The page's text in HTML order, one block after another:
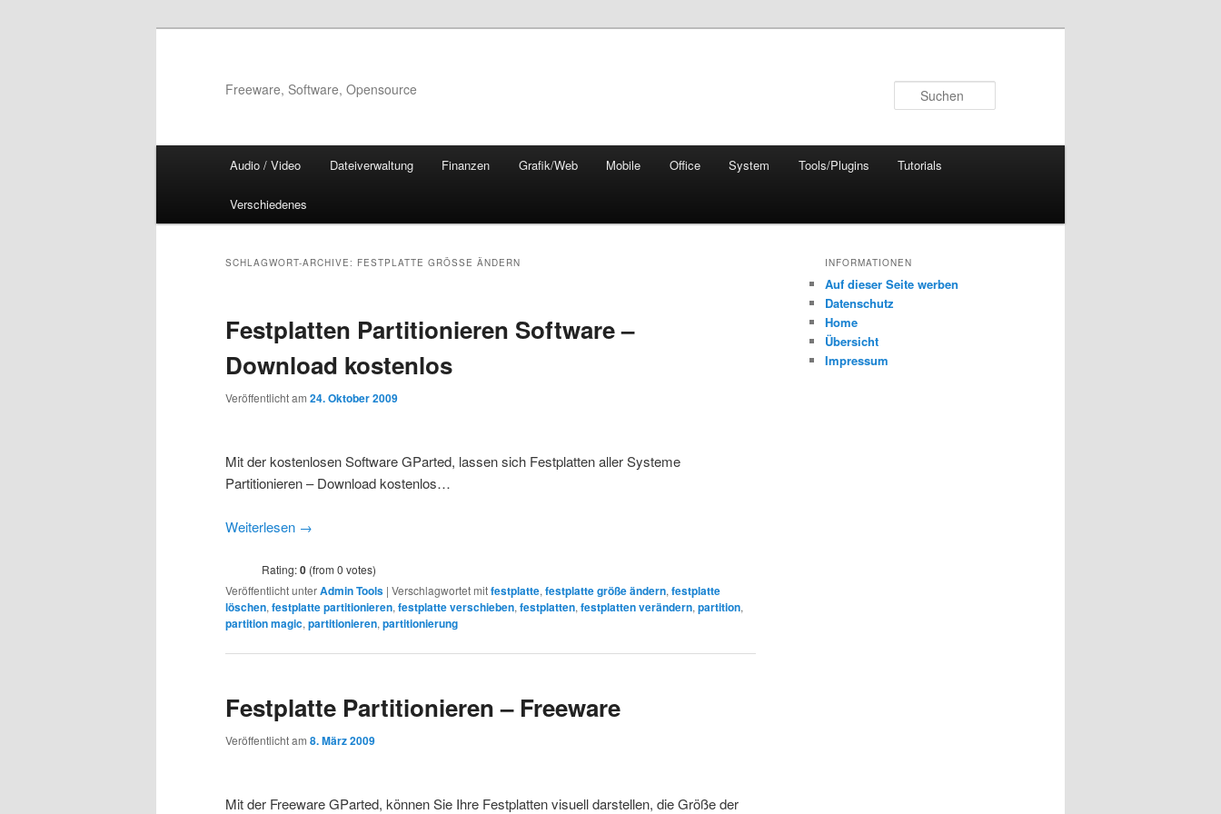
Freeware, Software, Opensource
Audio / Video Dateiverwaltung Finanzen Grafik/Web Mobile Office System Tools/Plugins Tutorials
Verschiedenes
SCHLAGWORT-ARCHIVE: FESTPLATTE GRÖSSE ÄNDERN
Festplatten Partitionieren Software –
Download kostenlos
Veröffentlicht am 24. Oktober 2009
Mit der kostenlosen Software GParted, lassen sich Festplatten aller Systeme
Partitionieren – Download kostenlos…
Weiterlesen →
Rating:0 (from 0 votes)
Veröffentlicht unterAdmin Tools | Verschlagwortet mitfestplatte, festplatte größe ändern, festplatte
löschen, festplatte partitionieren, festplatte verschieben, festplatten, festplatten verändern, partition,
partition magic, partitionieren, partitionierung
Festplatte Partitionieren – Freeware
Veröffentlicht am 8. März 2009
Mit der Freeware GParted, können Sie Ihre Festplatten visuell darstellen, die Größe der
INFORMATIONEN
Auf dieser Seite werben
Datenschutz
Home
Übersicht
Impressum